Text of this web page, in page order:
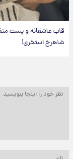
قاب عاشقانه و پست
شاهرخ استخری!